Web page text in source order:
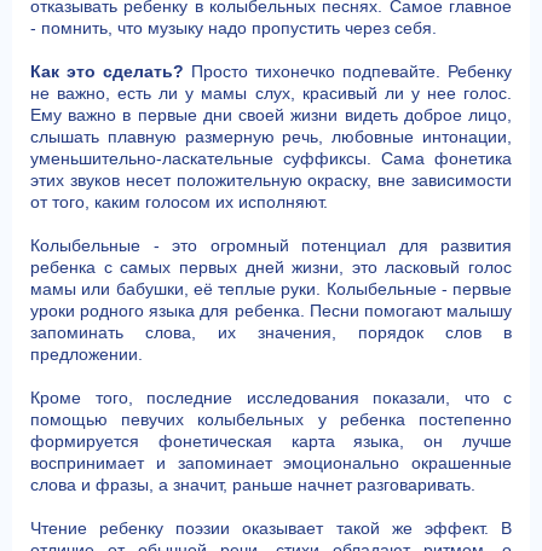
отказывать ребенку в колыбельных песнях. Самое главное
- помнить, что музыку надо пропустить через себя.
Как это сделать? Просто тихонечко подпевайте. Ребенку
не важно, есть ли у мамы слух, красивый ли у нее голос.
Ему важно в первые дни своей жизни видеть доброе лицо,
слышать плавную размерную речь, любовные интонации,
уменьшительно-ласкательные суффиксы. Сама фонетика
этих звуков несет положительную окраску, вне зависимости
от того, каким голосом их исполняют.
Колыбельные - это огромный потенциал для развития
ребенка с самых первых дней жизни, это ласковый голос
мамы или бабушки, её теплые руки. Колыбельные - первые
уроки родного языка для ребенка. Песни помогают малышу
запоминать слова, их значения, порядок слов в
предложении.
Кроме того, последние исследования показали, что с
помощью певучих колыбельных у ребенка постепенно
формируется фонетическая карта языка, он лучше
воспринимает и запоминает эмоционально окрашенные
слова и фразы, а значит, раньше начнет разговаривать.
Чтение ребенку поэзии оказывает такой же эффект. В